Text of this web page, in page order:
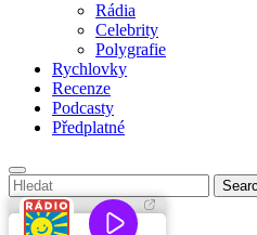
Rádia
Celebrity
Polygrafie
Rychlovky
Recenze
Podcasty
Předplatné